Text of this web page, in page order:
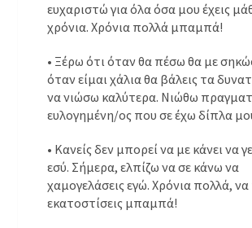
ευχαριστώ για όλα όσα μου έχεις
χρόνια. Χρόνια πολλά μπαμπά!
• Ξέρω ότι όταν θα πέσω θα με
όταν είμαι χάλια θα βάλεις τα
να νιώσω καλύτερα. Νιώθω
ευλογημένη/ος που σε έχω δίπλα
• Κανείς δεν μπορεί να με κάνει να
εσύ. Σήμερα, ελπίζω να σε κάνω να
χαμογελάσεις εγώ. Χρόνια πολλά,
εκατοστίσεις μπαμπά!